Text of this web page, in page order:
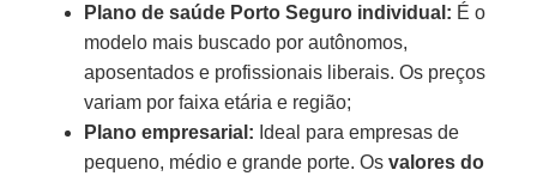
Plano de saúde Porto Seguro individual: É o
modelo mais buscado por autônomos,
aposentados e profissionais liberais. Os preços
variam por faixa etária e região;
Plano empresarial: Ideal para empresas de
pequeno, médio e grande porte. Os valores do